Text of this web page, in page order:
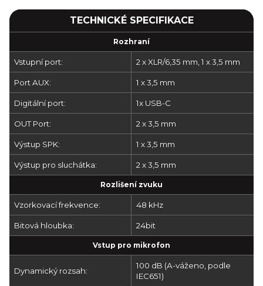
TECHNICKÉ SPECIFIKACE
Rozhraní
Vstupní port: 2 x XLR/6,35 mm, 1 x 3,5 mm
Port AUX: 1 x 3,5 mm
Digitální port: 1x USB-C
OUT Port: 2 x 3,5 mm
Výstup SPK: 1 x 3,5 mm
Výstup pro sluchátka: 2 x 3,5 mm
Rozlišení zvuku
Vzorkovací frekvence: 48 kHz
Bitová hloubka: 24bit
Vstup pro mikrofon
Dynamický rozsah:
100 dB (A-váženo, podle
IEC651)